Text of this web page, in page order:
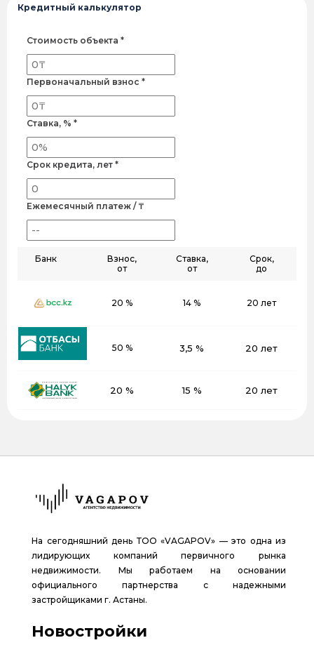
Кредитный калькулятор
Стоимость объекта *
Первоначальный взнос *
Ставка, % *
Срок кредита, лет *
Ежемесячный платеж / ₸
Банк
Взнос,
от
Ставка,
от
Срок,
до
20 % 14 % 20 лет
50 % 3,5 % 20 лет
20 % 15 % 20 лет
На сегодняшний день ТОО «VAGAPOV» — это одна из
лидирующих компаний первичного рынка
недвижимости. Мы работаем на основании
официального партнерства с надежными
застройщиками г. Астаны.
Новостройки